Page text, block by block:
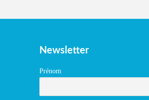
Newsletter
Prénom